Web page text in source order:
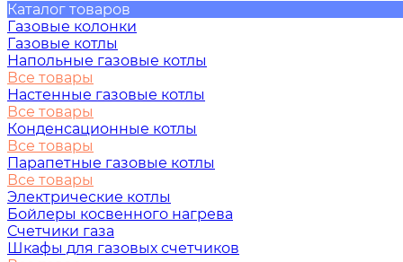
Каталог товаров
Газовые колонки
Газовые котлы
Напольные газовые котлы
Все товары
Настенные газовые котлы
Все товары
Конденсационные котлы
Все товары
Парапетные газовые котлы
Все товары
Электрические котлы
Бойлеры косвенного нагрева
Счетчики газа
Шкафы для газовых счетчиков